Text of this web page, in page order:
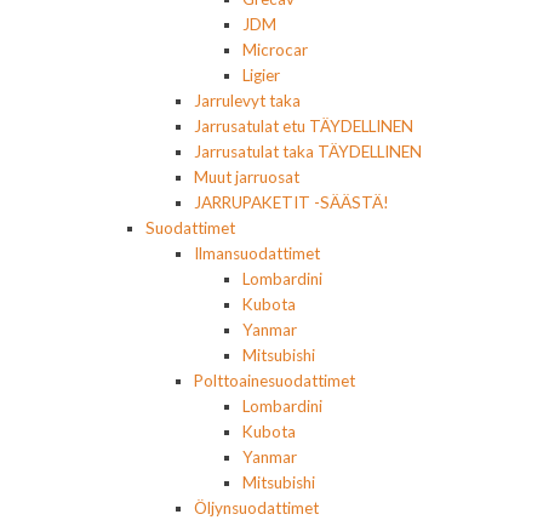
JDM
Microcar
Ligier
Jarrulevyt taka
Jarrusatulat etu TÄYDELLINEN
Jarrusatulat taka TÄYDELLINEN
Muut jarruosat
JARRUPAKETIT -SÄÄSTÄ!
Suodattimet
Ilmansuodattimet
Lombardini
Kubota
Yanmar
Mitsubishi
Polttoainesuodattimet
Lombardini
Kubota
Yanmar
Mitsubishi
Öljynsuodattimet